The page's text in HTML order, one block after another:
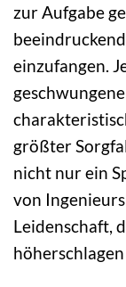
zur Aufgabe
einzufangen.
größter
nicht nur ein
von
Leidenschaft,
höherschlagen